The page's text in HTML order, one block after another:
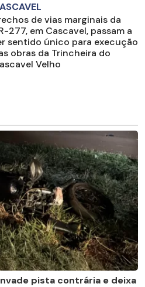
de vias marginais da
277, em Cascavel, passam a
sentido único para execução
obras da Trincheira do
Velho
pista contrária e deixa